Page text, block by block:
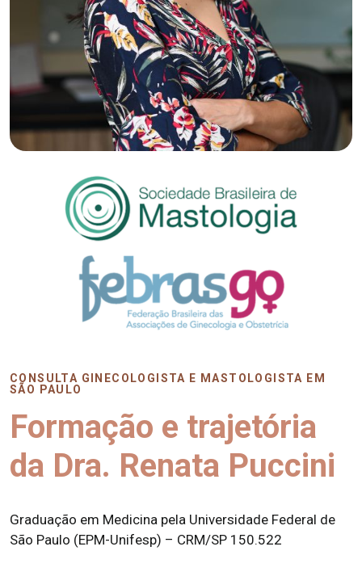
CONSULTA GINECOLOGISTA E MASTOLOGISTA EM
SÃO PAULO
Formação e trajetória
da Dra. Renata Puccini
Graduação em Medicina pela Universidade Federal de
São Paulo (EPM-Unifesp) – CRM/SP 150.522